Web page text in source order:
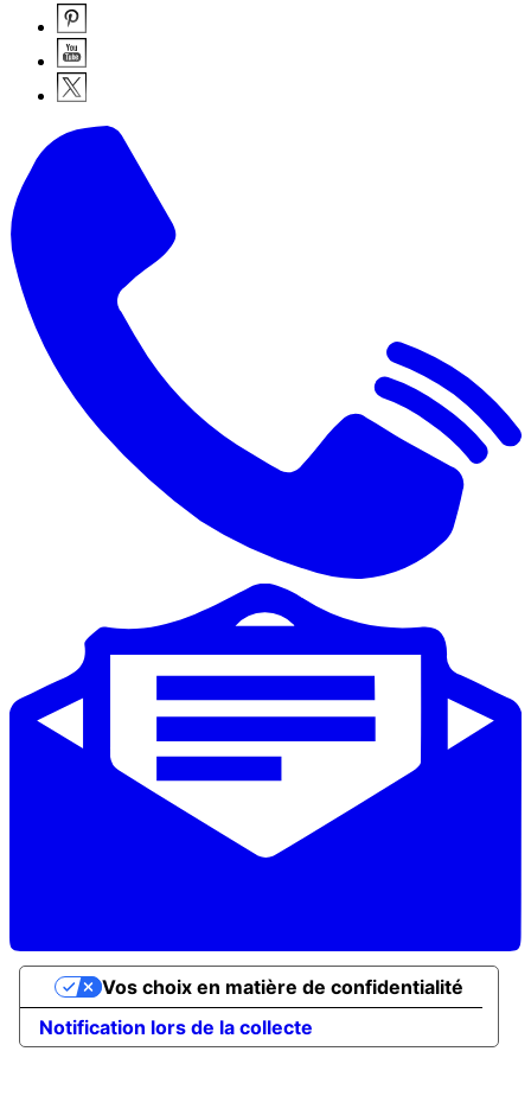
Notification lors de la collecte
Vos choix en matière de confidentialité